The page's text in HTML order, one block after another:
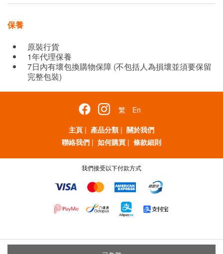
保養
原裝行貨
1年代理保養
7日內有壞包換購物保障 (不包括人為損壞並須要保留
完整包裝)
繁
En
主頁 | 產品分類 | 關於我們
聯絡我們 | 如何購買 | 條款細則
我們接受以下付款方式